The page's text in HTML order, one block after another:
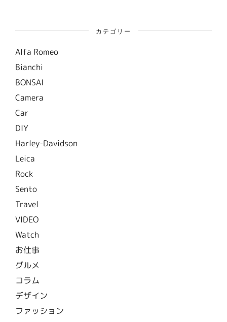
カテゴリー
Alfa Romeo
Bianchi
BONSAI
Camera
Car
DIY
Harley-Davidson
Leica
Rock
Sento
Travel
VIDEO
Watch
お仕事
グルメ
コラム
デザイン
ファッション